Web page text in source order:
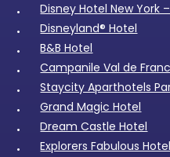
Disney Hotel New York
Disneyland® Hotel
B&B Hotel
Campanile Val de
Staycity Aparthotels
Grand Magic Hotel
Dream Castle Hotel
Explorers Fabulous